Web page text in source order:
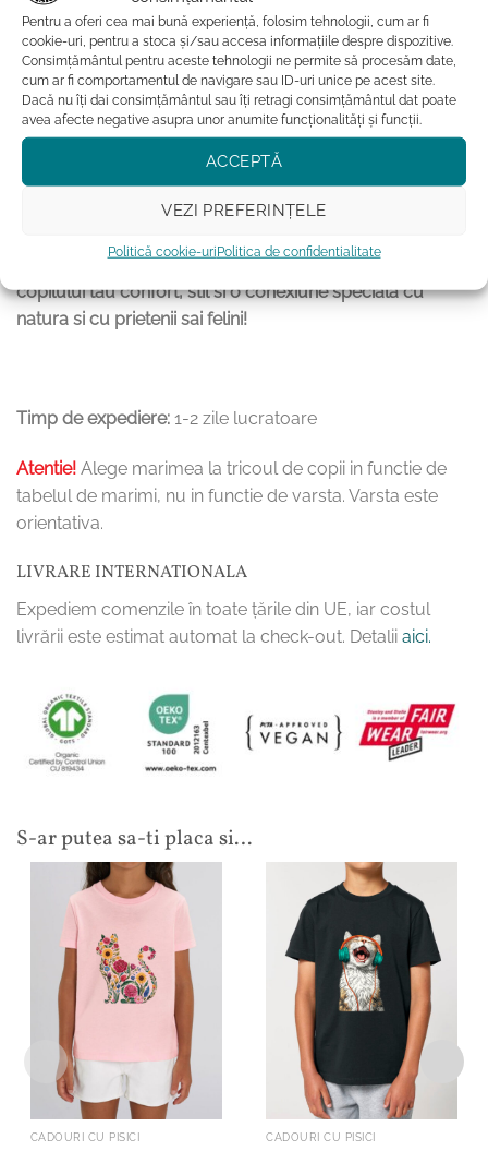
Pentru a oferi cea mai bună experiență, folosim tehnologii, cum ar fi
cookie-uri, pentru a stoca și/sau accesa informațiile despre dispozitive.
Consimțământul pentru aceste tehnologii ne permite să procesăm date,
cum ar fi comportamentul de navigare sau ID-uri unice pe acest site.
Dacă nu îți dai consimțământul sau îți retragi consimțământul dat poate
avea afecte negative asupra unor anumite funcționalități și funcții.
ACCEPTĂ
VEZI PREFERINȚELE
Politică cookie-uriPolitica de confidentialitate
acestuia poate afecta intensitatea culorilor.
se calca doar pe dos, fara aburi deasupra printului
pentru mentinerea impecabila a printului, tricoul nu
va fi uscat la uscatorul de rufe
Acest tricou unisex pentru copii din bumbac organic, cu
si o manifestare a iubirii pentru micile feline. Ofera-i
copilului tau confort, stil si o conexiune speciala cu
natura si cu prietenii sai felini!
Timp de expediere: 1-2 zile lucratoare
Atentie! Alege marimea la tricoul de copii in functie de
tabelul de marimi, nu in functie de varsta. Varsta este
orientativa.
LIVRARE INTERNATIONALA
Expediem comenzile în toate țările din UE, iar costul
livrării este estimat automat la check-out. Detalii aici.
S-ar putea sa-ti placa si…
CADOURI CU PISICI CADOURI CU PISICI